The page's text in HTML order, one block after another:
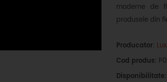
moderne de
produsele din
Producator:
Cod produs:
Disponibilitate: